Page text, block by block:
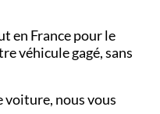
en France pour le
véhicule gagé, sans
voiture, nous vous